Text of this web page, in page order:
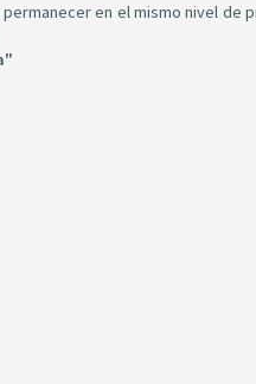
en el mismo nivel de